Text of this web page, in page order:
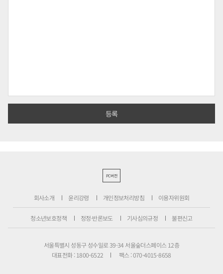
PC버전
회사소개 윤리강령 개인정보처리방침 이용자위원회
청소년보호정책 정정·반론보도 기사심의규정 불편신고
서울특별시 성동구 성수일로 39-34 서울숲더스페이스 12층
대표전화 : 1800-6522
팩스 : 070-4015-8658